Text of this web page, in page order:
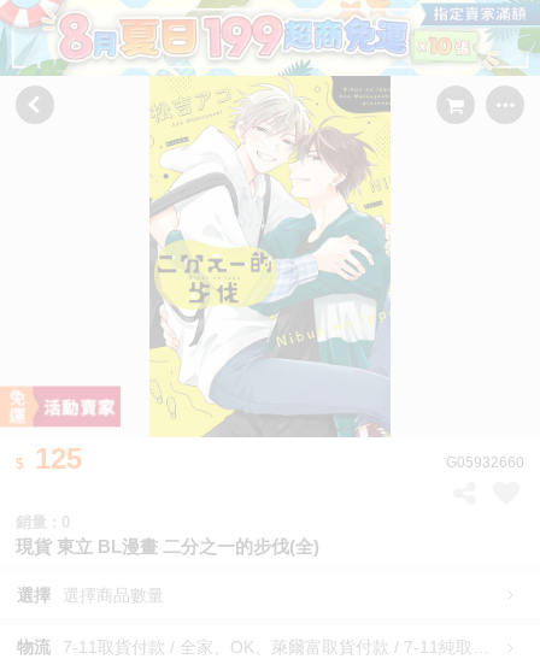
125 G05932660
銷量 : 0
現貨 東立 BL漫畫 二分之一的步伐(全)
選擇 選擇商品數量
物流